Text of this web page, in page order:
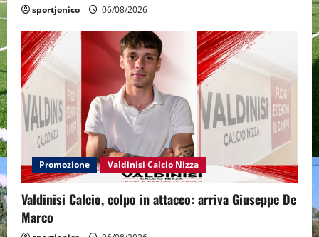
sportjonico 06/08/2026
Promozione Valdinisi Calcio Nizza
Valdinisi Calcio, colpo in attacco: arriva Giuseppe De
Marco